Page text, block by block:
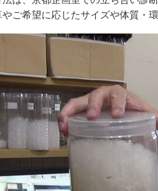
やご希望に応じたサイズや体質・